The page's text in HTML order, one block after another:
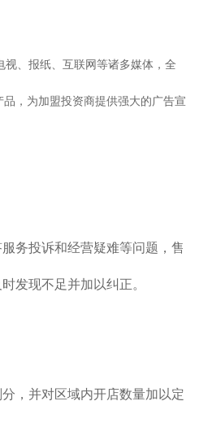
、报纸、互联网等诸多媒体，全
品，为加盟投资商提供强大的广告宣
务投诉和经营疑难等问题，售
发现不足并加以纠正。
，并对区域内开店数量加以定